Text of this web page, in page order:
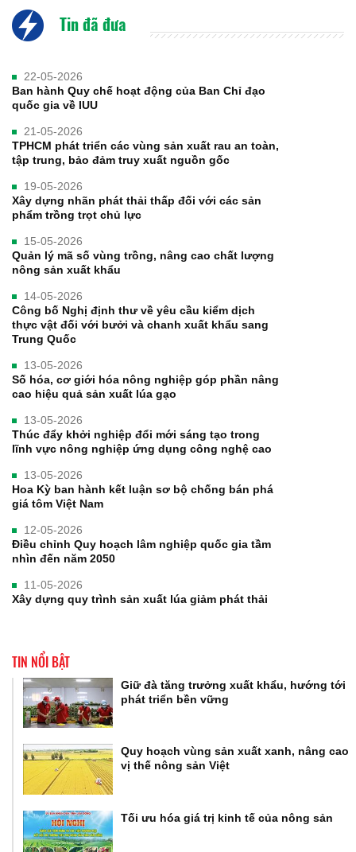
Tin đã đưa
22-05-2026
Ban hành Quy chế hoạt động của Ban Chỉ đạo
quốc gia về IUU
21-05-2026
TPHCM phát triển các vùng sản xuất rau an toàn,
tập trung, bảo đảm truy xuất nguồn gốc
19-05-2026
Xây dựng nhãn phát thải thấp đối với các sản
phẩm trồng trọt chủ lực
15-05-2026
Quản lý mã số vùng trồng, nâng cao chất lượng
nông sản xuất khẩu
14-05-2026
Công bố Nghị định thư về yêu cầu kiểm dịch
thực vật đối với bưởi và chanh xuất khẩu sang
Trung Quốc
13-05-2026
Số hóa, cơ giới hóa nông nghiệp góp phần nâng
cao hiệu quả sản xuất lúa gạo
13-05-2026
Thúc đẩy khởi nghiệp đổi mới sáng tạo trong
lĩnh vực nông nghiệp ứng dụng công nghệ cao
13-05-2026
Hoa Kỳ ban hành kết luận sơ bộ chống bán phá
giá tôm Việt Nam
12-05-2026
Điều chỉnh Quy hoạch lâm nghiệp quốc gia tầm
nhìn đến năm 2050
11-05-2026
Xây dựng quy trình sản xuất lúa giảm phát thải
TIN NỔI BẬT
Giữ đà tăng trưởng xuất khẩu, hướng tới
phát triển bền vững
Quy hoạch vùng sản xuất xanh, nâng cao
vị thế nông sản Việt
Tối ưu hóa giá trị kinh tế của nông sản